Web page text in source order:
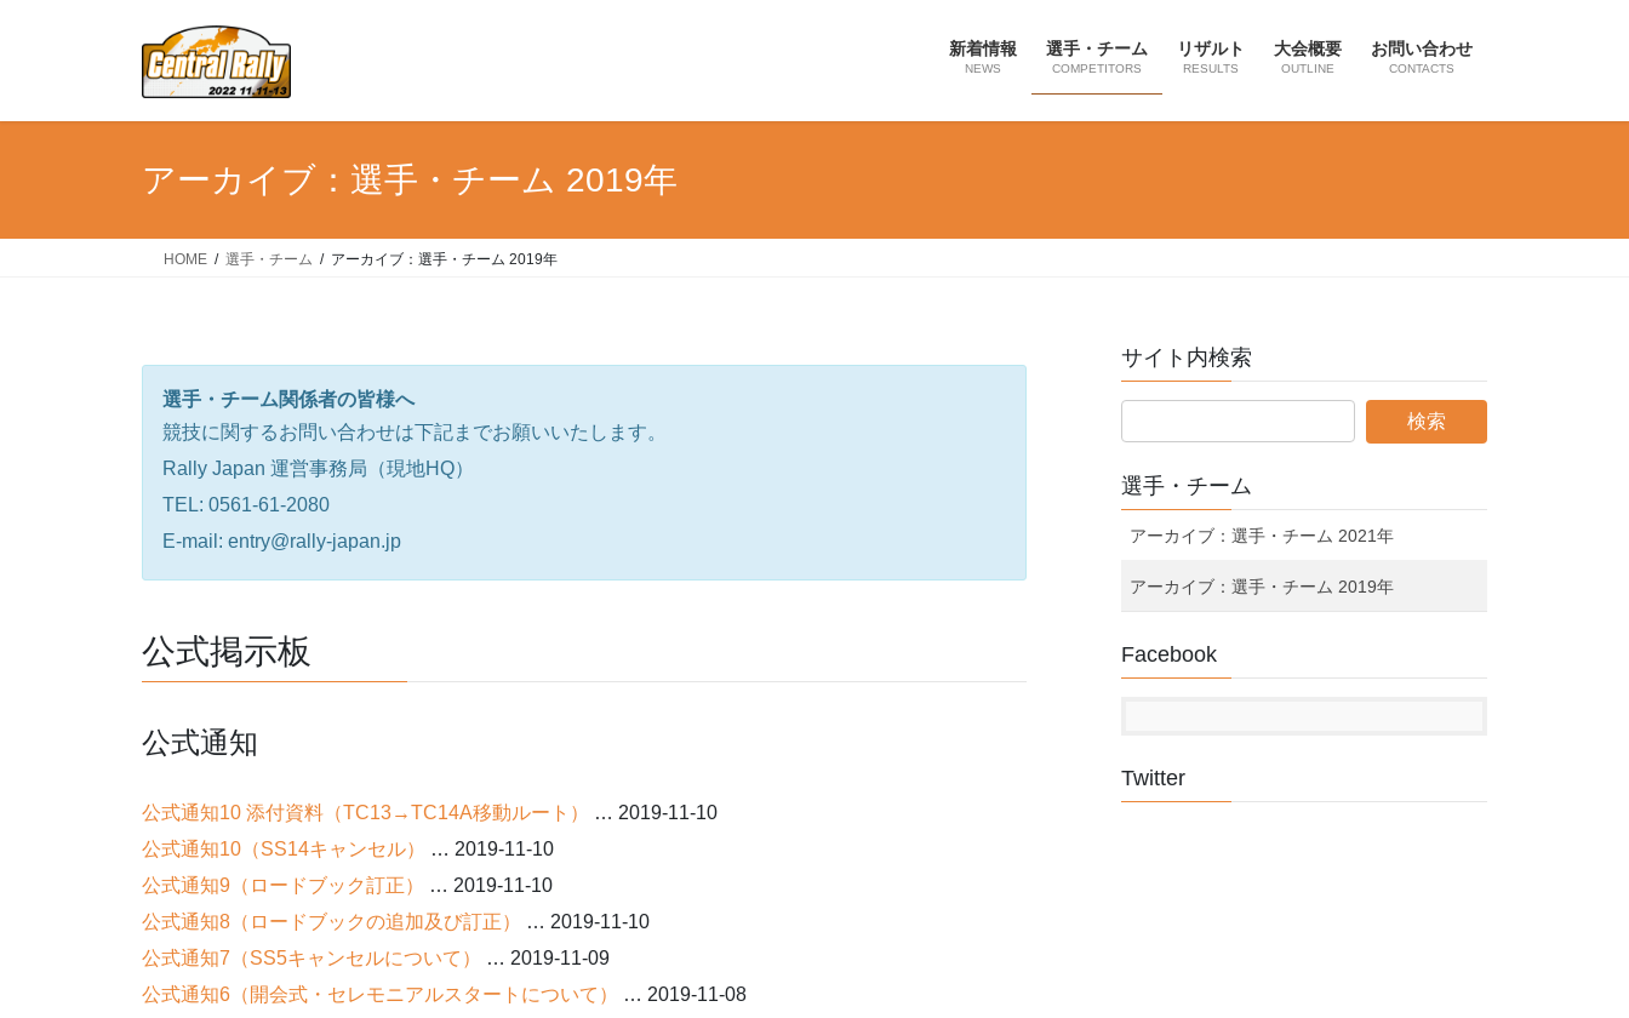
ッ
移
新着情報
NEWS
選手・チーム
COMPETITORS
リザルト
RESULTS
大会概要
OUTLINE
お問い合わせ
CONTACTS
アーカイブ：選手・チーム 2019年
HOME 選手・チーム アーカイブ：選手・チーム 2019年
選手・チーム関係者の皆様へ
競技に関するお問い合わせは下記までお願いいたします。
Rally Japan 運営事務局（現地HQ）
TEL: 0561-61-2080
E-mail: entry@rally-japan.jp
公式掲示板
公式通知
公式通知10 添付資料（TC13→TC14A移動ルート）
… 2019-11-10
公式通知10（SS14キャンセル）
… 2019-11-10
公式通知9（ロードブック訂正）
… 2019-11-10
公式通知8（ロードブックの追加及び訂正）
… 2019-11-10
公式通知7（SS5キャンセルについて）
… 2019-11-09
公式通知6（開会式・セレモニアルスタートについて）
… 2019-11-08
サイト内検索
選手・チーム
アーカイブ：選手・チーム 2021年
アーカイブ：選手・チーム 2019年
Facebook
Twitter